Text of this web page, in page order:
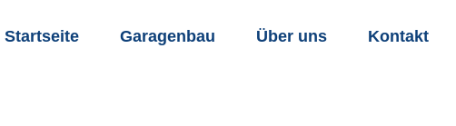
Startseite Garagenbau Über uns Kontakt